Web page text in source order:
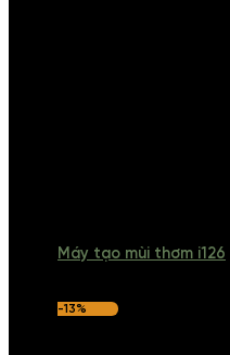
Máy tạo mùi thơm i126
-13%